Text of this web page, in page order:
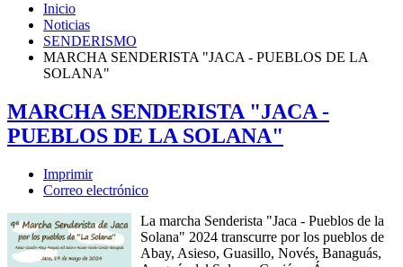
Inicio
Noticias
SENDERISMO
MARCHA SENDERISTA "JACA - PUEBLOS DE LA
SOLANA"
MARCHA SENDERISTA "JACA -
PUEBLOS DE LA SOLANA"
Imprimir
Correo electrónico
La marcha Senderista "Jaca - Pueblos de la
Solana" 2024 transcurre por los pueblos de
Abay, Asieso, Guasillo, Novés, Banaguás,